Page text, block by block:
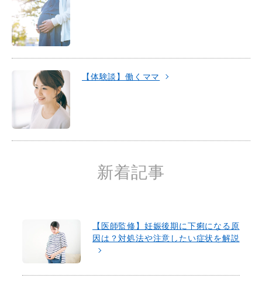
【体験談】働くママ
新着記事
【医師監修】妊娠後期に下痢になる原
因は？対処法や注意したい症状を解説